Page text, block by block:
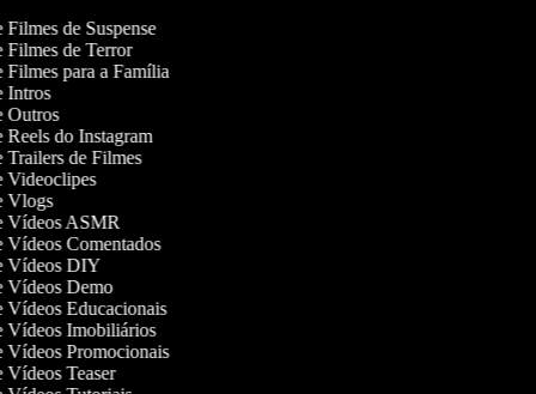
Filmes de Suspense
Filmes de Terror
Filmes para a Família
Intros
Outros
Reels do Instagram
Trailers de Filmes
Videoclipes
Vlogs
Vídeos ASMR
Vídeos Comentados
Vídeos DIY
Vídeos Demo
Vídeos Educacionais
Vídeos Imobiliários
Vídeos Promocionais
Vídeos Teaser